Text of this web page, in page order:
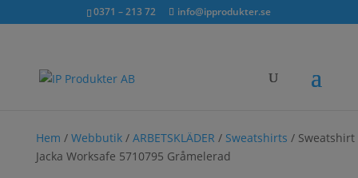
inkl. moms0371 – 213 72 info@ipprodukter.se
Sök...
×
Hem / Webbutik/ ARBETSKLÄDER / Sweatshirts / Sweatshirt
Jacka Worksafe 5710795 Gråmelerad